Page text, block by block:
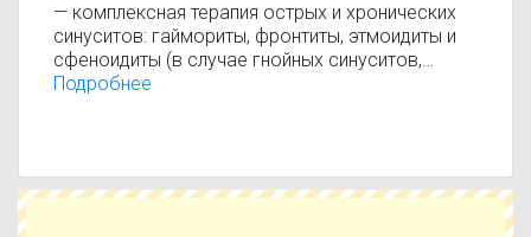
— комплексная терапия острых и хронических
синуситов: гаймориты, фронтиты, этмоидиты и
сфеноидиты (в случае гнойных синуситов,
протекающих с явлениями генерализации
неосложненном течении заболевания
возможно применение препарата в качестве
Подробнее